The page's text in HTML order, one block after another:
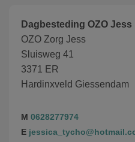
Dagbesteding OZO Jess
OZO Zorg Jess
Sluisweg 41
3371 ER
Hardinxveld Giessendam
M 0628277974
E